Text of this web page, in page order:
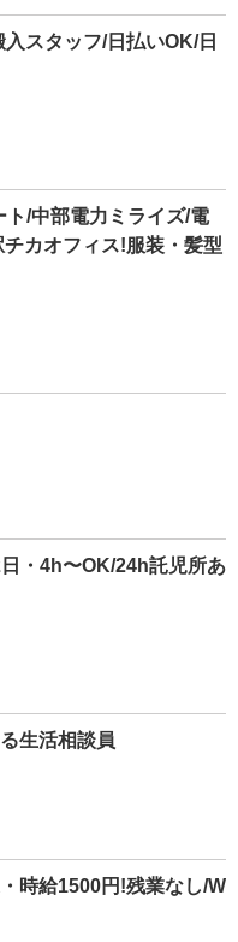
スタッフ/日払いOK/日
ト/中部電力ミライズ/電
カオフィス!服装・髪型
・4h〜OK/24h託児所あ
生活相談員
時給1500円!残業なし/W